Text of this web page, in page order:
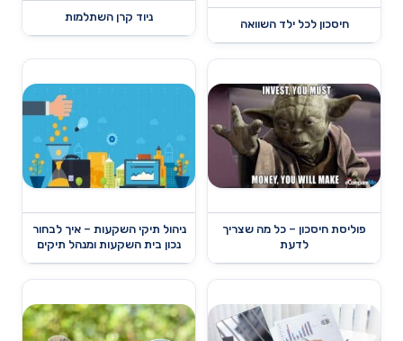
חיסכון לכל ילד השוואה
ניוד קרן השתלמות
פוליסת חיסכון – כל מה שצריך
לדעת
ניהול תיקי השקעות – איך לבחור
נכון בית השקעות ומנהל תיקים